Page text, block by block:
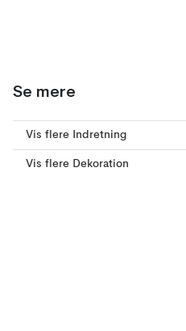
Se mere
Vis flere Indretning
Vis flere Dekoration